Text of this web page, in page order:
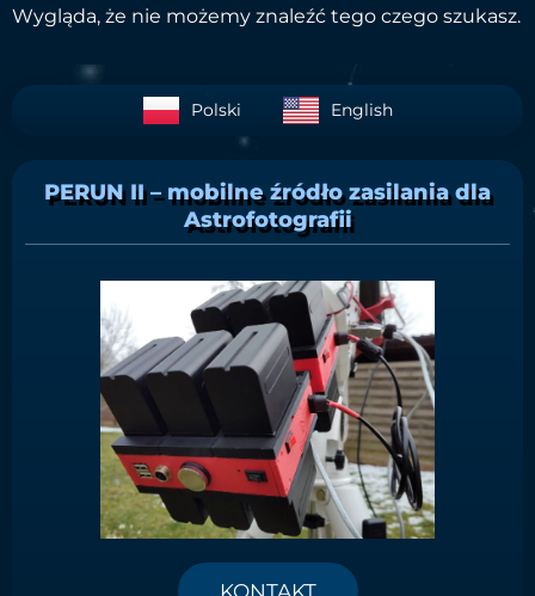
Wygląda, że nie możemy znaleźć tego czego szukasz.
Polski English
PERUN II – mobilne źródło zasilania dla
Astrofotografii
KONTAKT